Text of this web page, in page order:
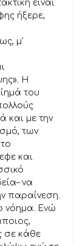
είναι
ήξερε,
μ'
Η
του
και με την
των
και
να
παραίνεση.
νόημα. Ενώ
σε κάθε